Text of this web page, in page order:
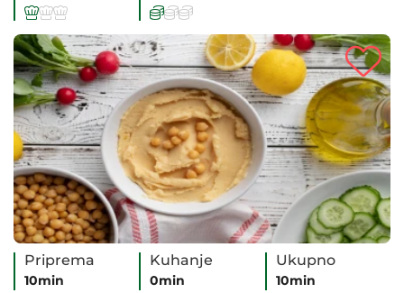


 


Priprema
10min
Kuhanje
0min
Ukupno
10min